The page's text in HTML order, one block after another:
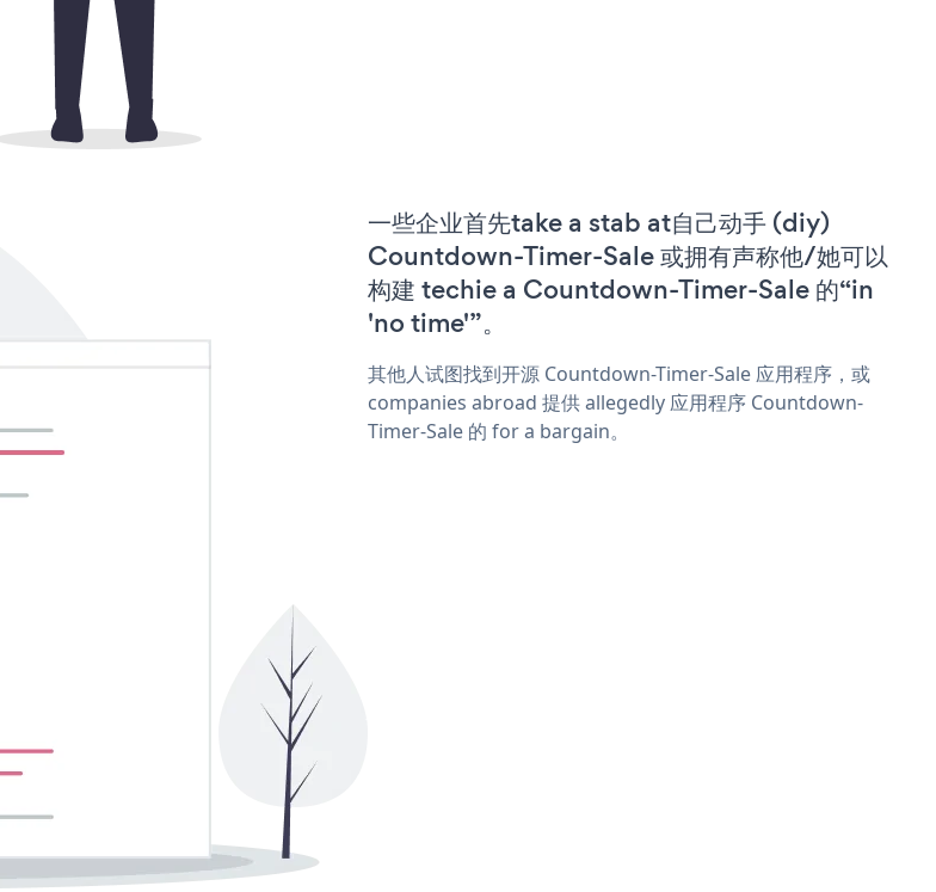
一些企业首先take a stab at自己动手 (diy)
Countdown-Timer-Sale 或拥有声称他/她可以
构建 techie a Countdown-Timer-Sale 的“in
'no time'”。
其他人试图找到开源 Countdown-Timer-Sale 应用程序，或
companies abroad 提供 allegedly 应用程序 Countdown-
Timer-Sale 的 for a bargain。